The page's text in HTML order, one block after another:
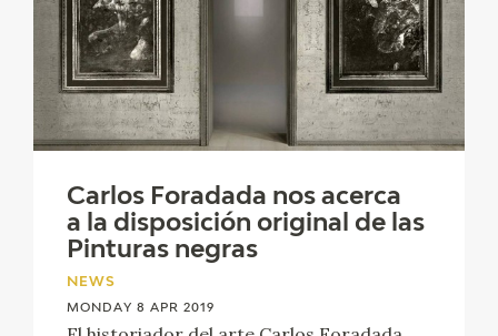
Carlos Foradada nos acerca
a la disposición original de las
Pinturas negras
NEWS
MONDAY 8 APR 2019